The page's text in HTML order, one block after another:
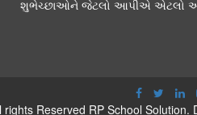
શુભેચ્છાઓને જેટલો આપીએ એટલો
rights Reserved RP School Solution.